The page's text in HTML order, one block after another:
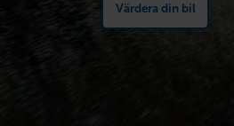
Värdera din bil